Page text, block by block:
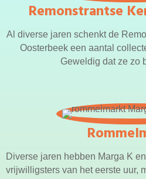
Remonstrantse
Al diverse jaren schenkt de
Oosterbeek een aantal
Geweldig dat ze zo
Diverse jaren hebben Marga K
vrijwilligsters van het eerste uur,